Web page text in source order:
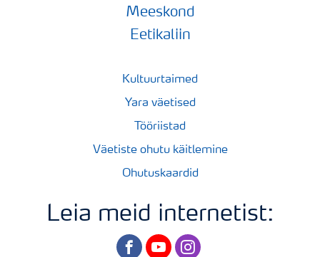
Meeskond
Eetikaliin
Kultuurtaimed
Yara väetised
Tööriistad
Väetiste ohutu käitlemine
Ohutuskaardid
Leia meid internetist:
facebookyoutubeinstagram